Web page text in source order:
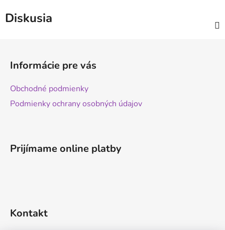
Diskusia
Informácie pre vás
Obchodné podmienky
Podmienky ochrany osobných údajov
Prijímame online platby
Kontakt